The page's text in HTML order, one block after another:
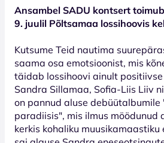
Ansambel SADU kontsert
9. juulil Põltsamaa lossihoovis
Kutsume Teid nautima
saama osa emotsioonist, mis
täidab lossihoovi ainult
Sandra Sillamaa, Sofia-Liis Liiv
on pannud aluse debüütalbumile
paradiisis", mis ilmus möödunud
kerkis kohaliku